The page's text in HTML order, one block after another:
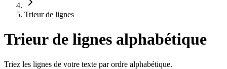
Trieur de lignes
Trieur de lignes alphabétique
Triez les lignes de votre texte par ordre alphabétique.